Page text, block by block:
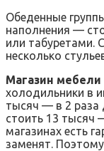
Обеденные
наполнения —
или
несколько
Магазин
холодильники в
тысяч — в 2 раза
стоить 13 тысяч
магазинах есть
заменят.